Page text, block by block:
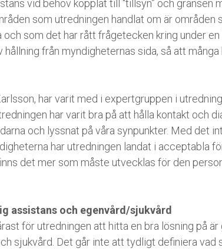
vid behov kopplat till “tillsyn” och gränsen
som utredningen handlat om är områden
som det har rått frågetecken kring under
från myndigheternas sida, så att
har varit med i expertgruppen i
har varit bra på att hålla kontakt och
och lyssnat på våra synpunkter. Med det
har utredningen landat i acceptabla
det mer som måste utvecklas för den
assistans och egenvård/sjukvård
för utredningen att hitta en bra lösning på
sjukvård. Det går inte att tydligt definiera vad